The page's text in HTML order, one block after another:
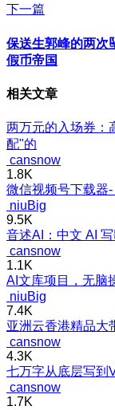
下一篇
保送生郭峰的两次
假币帝国
相关文章
两万元的入场券：
配"的
cansnow
1.8K
微信视频号下载器
niuBig
9.5K
音述AI：中文 AI
cansnow
1.1K
AI文库项目，无脑
niuBig
7.4K
亚洲云香港精品大
cansnow
4.3K
七万字从底层写到
cansnow
1.7K